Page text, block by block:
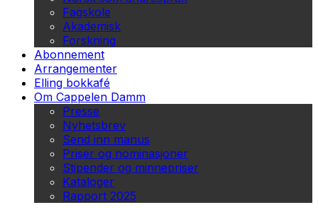
Fagskole
Akademisk
Forskning
Abonnement
Arrangementer
Elling bokkafé
Om Cappelen Damm
Presse
Nyhetsbrev
Send inn manus
Priser og nominasjoner
Stipender og minnepriser
Kataloger
Rapport 2025